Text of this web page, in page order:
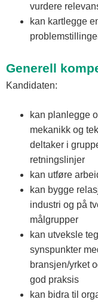
vurdere
kan kartlegge
Generell
Kandidaten:
kan planlegge
mekanikk og
deltaker i
retningslinjer
kan utføre
kan bygge
industri og på
målgrupper
kan utveksle
synspunkter
bransjen/yrket
god praksis
kan bidra til